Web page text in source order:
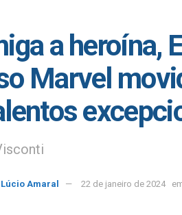
a heroína,
Marvel
Lúcio Amaral 22 de janeiro de 2024